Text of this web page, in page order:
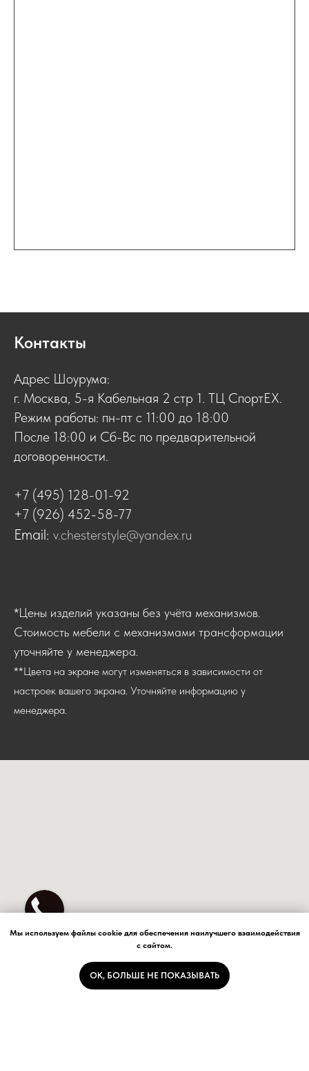
Контакты
Адрес Шоурума:
г. Москва, 5-я Кабельная 2 стр 1. ТЦ СпортЕХ.
Режим работы: пн-пт с 11:00 до 18:00
После 18:00 и Сб-Вс по предварительной
договоренности.
+7 (495) 128-01-92
+7 (926) 452-58-77
Email: v.chesterstyle@yandex.ru
*Цены изделий указаны без учёта механизмов.
Стоимость мебели с механизмами трансформации
уточняйте у менеджера.
**Цвета на экране могут изменяться в зависимости от
настроек вашего экрана. Уточняйте информацию у
менеджера.
ОБЩЕСТВО С ОГРАНИЧЕННОЙ ОТВЕТСТВЕННОСТЬЮ
Мы используем файлы cookie для обеспечения наилучшего взаимодействия
с сайтом.
OK, БОЛЬШЕ НЕ ПОКАЗЫВАТЬ